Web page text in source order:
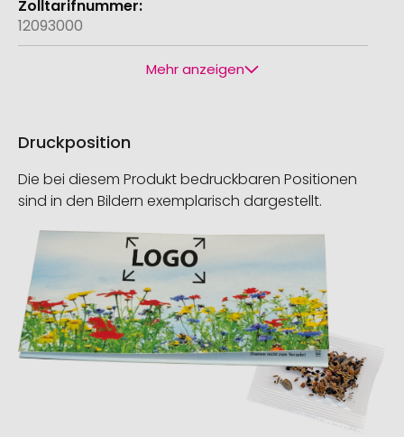
12093000
Mehr anzeigen
Druckposition
Die bei diesem Produkt bedruckbaren Positionen
sind in den Bildern exemplarisch dargestellt.